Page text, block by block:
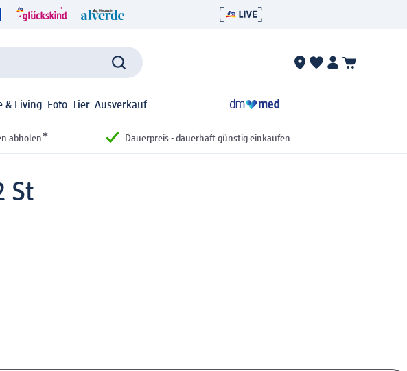
& Living Foto Tier Ausverkauf
abholen* Dauerpreis - dauerhaft günstig einkaufen
St